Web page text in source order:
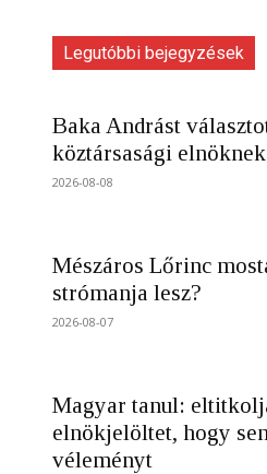
Legutóbbi bejegyzések
Baka Andrást
köztársasági elnöknek
2026-08-08
Mészáros Lőrinc
strómanja lesz?
2026-08-07
Magyar tanul:
elnökjelöltet, hogy
véleményt